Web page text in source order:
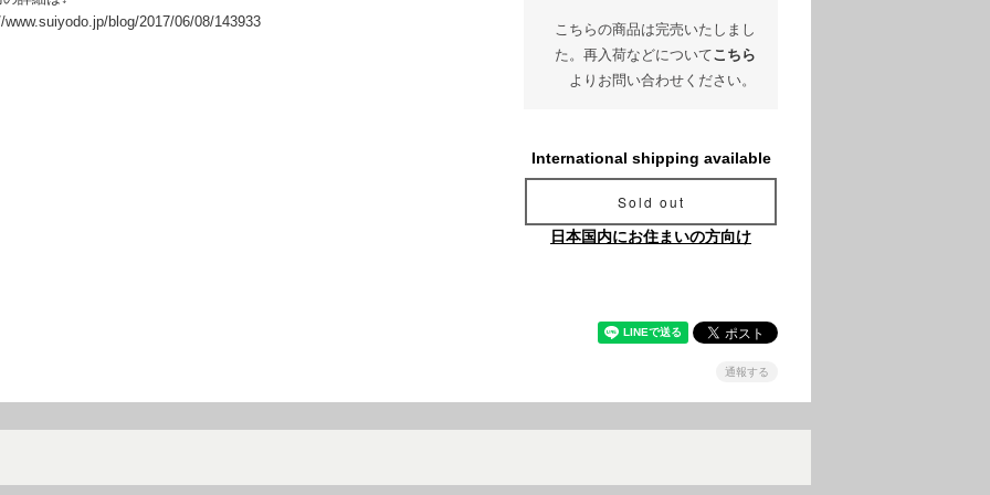
www.suiyodo.jp/blog/2017/06/08/143933
こちらの商品は完売いたしまし
た。再入荷などについてこちら
よりお問い合わせください。
International shipping available
Sold out
日本国内にお住まいの方向け
通報する